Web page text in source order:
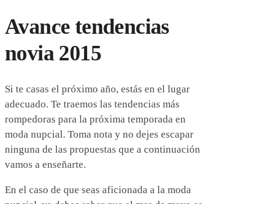
Avance tendencias
novia 2015
Si te casas el próximo año, estás en el lugar
adecuado. Te traemos las tendencias más
rompedoras para la próxima temporada en
moda nupcial. Toma nota y no dejes escapar
ninguna de las propuestas que a continuación
vamos a enseñarte.
En el caso de que seas aficionada a la moda